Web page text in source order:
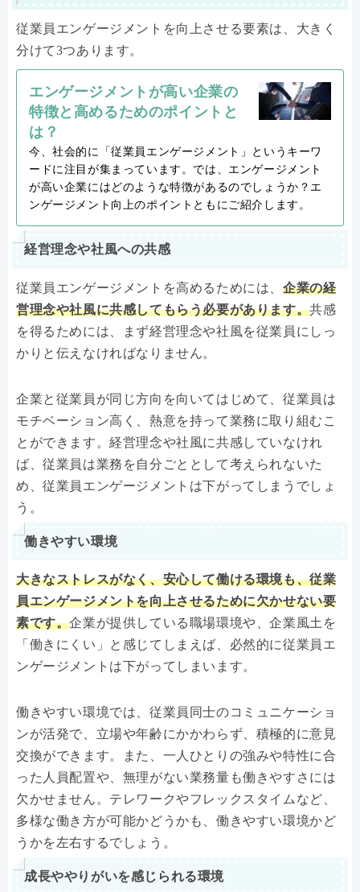
従業員エンゲージメントを向上させる要素は、大きく
分けて3つあります。
エンゲージメントが高い企業の
特徴と高めるためのポイントと
は？
今、社会的に「従業員エンゲージメント」というキーワ
ードに注目が集まっています。では、エンゲージメント
が高い企業にはどのような特徴があるのでしょうか？エ
ンゲージメント向上のポイントともにご紹介します。
経営理念や社風への共感
従業員エンゲージメントを高めるためには、 企業の経
営理念や社風に共感してもらう必要があります。共感
を得るためには、まず経営理念や社風を従業員にしっ
かりと伝えなければなりません。
企業と従業員が同じ方向を向いてはじめて、従業員は
モチベーション高く、熱意を持って業務に取り組むこ
とができます。経営理念や社風に共感していなけれ
ば、従業員は業務を自分ごととして考えられないた
め、従業員エンゲージメントは下がってしまうでしょ
う。
働きやすい環境
大きなストレスがなく、安心して働ける環境も、従業
員エンゲージメントを向上させるために欠かせない要
素です。企業が提供している職場環境や、企業風土を
「働きにくい」と感じてしまえば、必然的に従業員エ
ンゲージメントは下がってしまいます。
働きやすい環境では、従業員同士のコミュニケーショ
ンが活発で、立場や年齢にかかわらず、積極的に意見
交換ができます。また、一人ひとりの強みや特性に合
った人員配置や、無理がない業務量も働きやすさには
欠かせません。テレワークやフレックスタイムなど、
多様な働き方が可能かどうかも、働きやすい環境かど
うかを左右するでしょう。
成長ややりがいを感じられる環境